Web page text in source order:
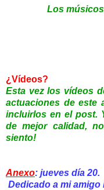
Los
¿Vídeos?
Esta vez los vídeos
actuaciones de este
incluirlos en el post.
de mejor calidad,
siento!
Anexo: jueves día 20.
Dedicado a mi amigo